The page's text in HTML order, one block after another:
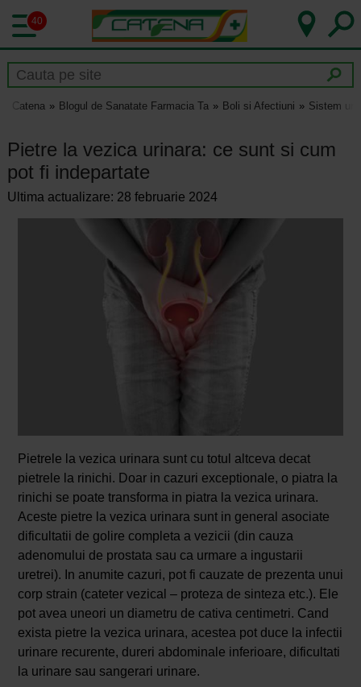
40
Catena Blogul de Sanatate Farmacia Ta Boli si Afectiuni Sistem
Pietre la vezica urinara: ce sunt si cum
pot fi indepartate
Ultima actualizare: 28 februarie 2024
Pietrele la vezica urinara sunt cu totul altceva decat
pietrele la rinichi. Doar in cazuri exceptionale, o piatra la
rinichi se poate transforma in piatra la vezica urinara.
Aceste pietre la vezica urinara sunt in general asociate
dificultatii de golire completa a vezicii (din cauza
adenomului de prostata sau ca urmare a ingustarii
uretrei). In anumite cazuri, pot fi cauzate de prezenta unui
corp strain (cateter vezical – proteza de sinteza etc.). Ele
pot avea uneori un diametru de cativa centimetri. Cand
exista pietre la vezica urinara, acestea pot duce la infectii
urinare recurente, dureri abdominale inferioare, dificultati
la urinare sau sangerari urinare.